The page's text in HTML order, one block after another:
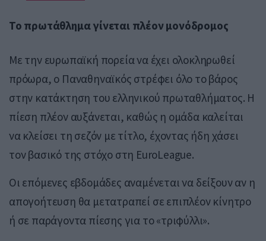
Το πρωτάθλημα γίνεται πλέον μονόδρομος
Με την ευρωπαϊκή πορεία να έχει ολοκληρωθεί
πρόωρα, ο Παναθηναϊκός στρέφει όλο το βάρος
στην κατάκτηση του ελληνικού πρωταθλήματος. Η
πίεση πλέον αυξάνεται, καθώς η ομάδα καλείται
να κλείσει τη σεζόν με τίτλο, έχοντας ήδη χάσει
τον βασικό της στόχο στη EuroLeague.
Οι επόμενες εβδομάδες αναμένεται να δείξουν αν η
απογοήτευση θα μετατραπεί σε επιπλέον κίνητρο
ή σε παράγοντα πίεσης για το «τριφύλλι».